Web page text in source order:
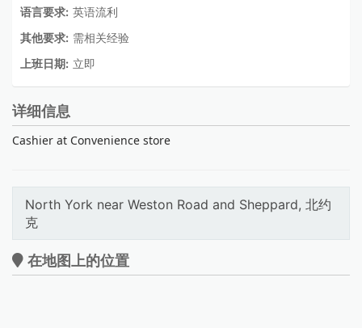
语言要求: 英语流利
其他要求: 需相关经验
上班日期: 立即
详细信息
Cashier at Convenience store
North York near Weston Road and Sheppard, 北约
克
在地图上的位置